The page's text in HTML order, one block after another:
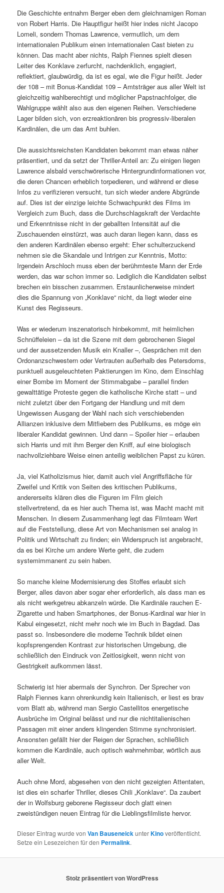
Die Geschichte entnahm Berger eben dem gleichnamigen Roman
von Robert Harris. Die Hauptfigur heißt hier indes nicht Jacopo
Lomeli, sondern Thomas Lawrence, vermutlich, um dem
internationalen Publikum einen internationalen Cast bieten zu
können. Das macht aber nichts, Ralph Fiennes spielt diesen
Leiter des Konklave zerfurcht, nachdenklich, engagiert,
reflektiert, glaubwürdig, da ist es egal, wie die Figur heißt. Jeder
der 108 – mit Bonus-Kandidat 109 – Amtsträger aus aller Welt ist
gleichzeitig wahlberechtigt und möglicher Papstnachfolger, die
Wahlgruppe wählt also aus den eigenen Reihen. Verschiedene
Lager bilden sich, von erzreaktionären bis progressiv-liberalen
Kardinälen, die um das Amt buhlen.
Die aussichtsreichsten Kandidaten bekommt man etwas näher
präsentiert, und da setzt der Thriller-Anteil an: Zu einigen liegen
Lawrence alsbald verschwörerische Hintergrundinformationen vor,
die deren Chancen erheblich torpedieren, und während er diese
Infos zu verifizieren versucht, tun sich wieder andere Abgründe
auf. Dies ist der einzige leichte Schwachpunkt des Films im
Vergleich zum Buch, dass die Durchschlagskraft der Verdachte
und Erkenntnisse nicht in der geballten Intensität auf die
Zuschauenden einstürzt, was auch daran liegen kann, dass es
den anderen Kardinälen ebenso ergeht: Eher schulterzuckend
nehmen sie die Skandale und Intrigen zur Kenntnis, Motto:
Irgendein Arschloch muss eben der berühmteste Mann der Erde
werden, das war schon immer so. Lediglich die Kandidaten selbst
brechen ein bisschen zusammen. Erstaunlicherweise mindert
dies die Spannung von „Konklave“ nicht, da liegt wieder eine
Kunst des Regisseurs.
Was er wiederum inszenatorisch hinbekommt, mit heimlichen
Schnüffeleien – da ist die Szene mit dem gebrochenen Siegel
und der aussetzenden Musik ein Knaller –, Gesprächen mit den
Ordonanzschwestern oder Vertrauten außerhalb des Petersdoms,
punktuell ausgeleuchteten Paktierungen im Kino, dem Einschlag
einer Bombe im Moment der Stimmabgabe – parallel finden
gewalttätige Proteste gegen die katholische Kirche statt – und
nicht zuletzt über den Fortgang der Handlung und mit dem
Ungewissen Ausgang der Wahl nach sich verschiebenden
Allianzen inklusive dem Mitfiebern des Publikums, es möge ein
liberaler Kandidat gewinnen. Und dann – Spoiler hier – erlauben
sich Harris und mit ihm Berger den Kniff, auf eine biologisch
nachvollziehbare Weise einen anteilig weiblichen Papst zu küren.
Ja, viel Katholizismus hier, damit auch viel Angriffsfläche für
Zweifel und Kritik von Seiten des kritischen Publikums,
andererseits klären dies die Figuren im Film gleich
stellvertretend, da es hier auch Thema ist, was Macht macht mit
Menschen. In diesem Zusammenhang legt das Filmteam Wert
auf die Feststellung, diese Art von Mechanismen sei analog in
Politik und Wirtschaft zu finden; ein Widerspruch ist angebracht,
da es bei Kirche um andere Werte geht, die zudem
systemimmanent zu sein haben.
So manche kleine Modernisierung des Stoffes erlaubt sich
Berger, alles davon aber sogar eher erforderlich, als dass man es
als nicht werkgetreu abkanzeln würde. Die Kardinäle rauchen E-
Zigarette und haben Smartphones, der Bonus-Kardinal war hier in
Kabul eingesetzt, nicht mehr noch wie im Buch in Bagdad. Das
passt so. Insbesondere die moderne Technik bildet einen
kopfsprengenden Kontrast zur historischen Umgebung, die
schließlich den Eindruck von Zeitlosigkeit, wenn nicht von
Gestrigkeit aufkommen lässt.
Schwierig ist hier abermals der Synchron. Der Sprecher von
Ralph Fiennes kann ohrenkundig kein Italienisch, er liest es brav
vom Blatt ab, während man Sergio Castellitos energetische
Ausbrüche im Original belässt und nur die nichtitalienischen
Passagen mit einer anders klingenden Stimme synchronisiert.
Ansonsten gefällt hier der Reigen der Sprachen, schließlich
kommen die Kardinäle, auch optisch wahrnehmbar, wörtlich aus
aller Welt.
Auch ohne Mord, abgesehen von den nicht gezeigten Attentaten,
ist dies ein scharfer Thriller, dieses Chili „Konklave“. Da zaubert
der in Wolfsburg geborene Regisseur doch glatt einen
zweistündigen neuen Eintrag für die Lieblingsfilmliste hervor.
Dieser Eintrag wurde vonVan BauseneickunterKinoveröffentlicht.
Setze ein Lesezeichen für den Permalink.
Stolz präsentiert von WordPress